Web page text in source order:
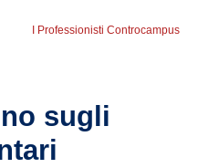
I Professionisti Controcampus
sugli